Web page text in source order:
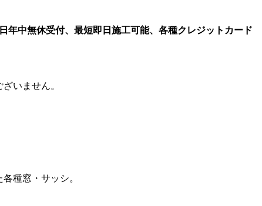
年中無休受付、最短即日施工可能、各種クレジットカード
いません。
種窓・サッシ。